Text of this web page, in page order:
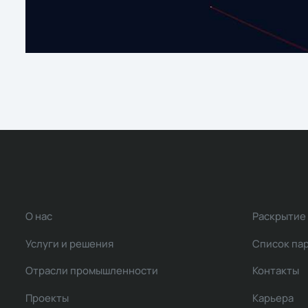
О нас
Услуги и решения
Отрасли промышленности
Проекты
Список
Контакты
Карьера